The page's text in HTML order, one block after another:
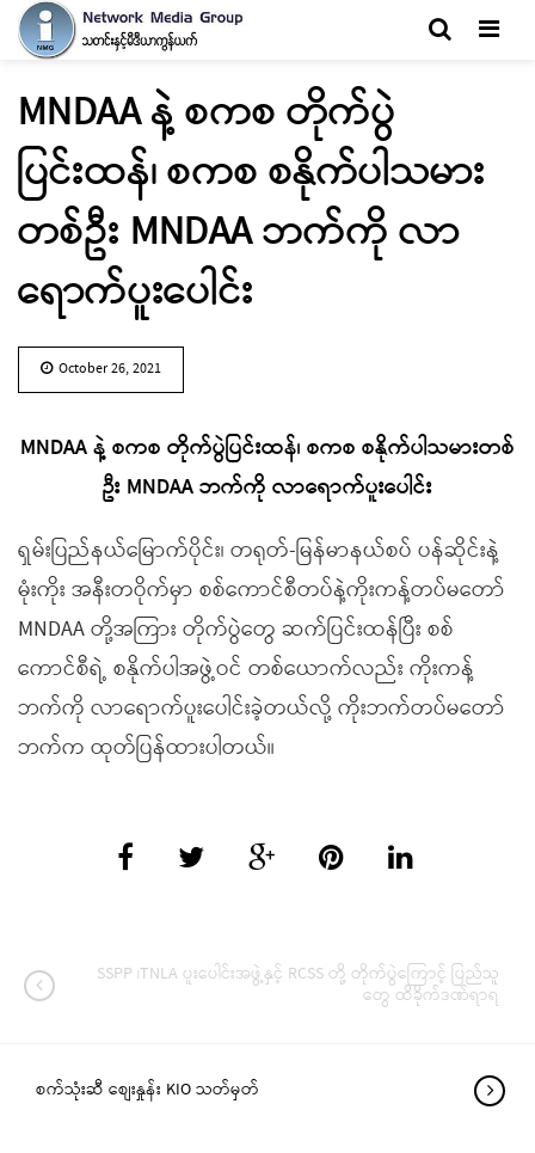
MNDAA နဲ့ စကစ တိုက်ပွဲ
ပြင်းထန်၊ စကစ စနိုက်ပါသမား
တစ်ဦး MNDAA ဘက်ကို လာ
ရောက်ပူးပေါင်း
October 26, 2021
MNDAA နဲ့ စကစ တိုက်ပွဲပြင်းထန်၊ စကစ စနိုက်ပါသမားတစ်
ဦး MNDAA ဘက်ကို လာရောက်ပူးပေါင်း
ရှမ်းပြည်နယ်မြောက်ပိုင်း၊ တရုတ်-မြန်မာနယ်စပ် ပန်ဆိုင်းနဲ့
မုံးကိုး အနီးတဝိုက်မှာ စစ်ကောင်စီတပ်နဲ့ကိုးကန့်တပ်မတော်
MNDAA တို့အကြား တိုက်ပွဲတွေ ဆက်ပြင်းထန်ပြီး စစ်
ကောင်စီရဲ့ စနိုက်ပါအဖွဲ့ဝင် တစ်ယောက်လည်း ကိုးကန့်
ဘက်ကို လာရောက်ပူးပေါင်းခဲ့တယ်လို့ ကိုးဘက်တပ်မတော်
ဘက်က ထုတ်ပြန်ထားပါတယ်။
SSPP ၊TNLA ပူးပေါင်းအဖွဲ့နှင့် RCSS တို့ တိုက်ပွဲကြောင့် ပြည်သူ
တွေ ထိခိုက်ဒဏ်ရာရ
စက်သုံးဆီ စျေးနှုန်း KIO သတ်မှတ်